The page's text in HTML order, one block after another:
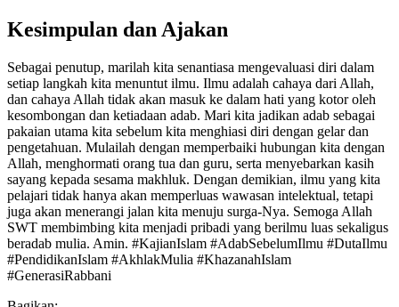
Kesimpulan dan Ajakan
Sebagai penutup, marilah kita senantiasa mengevaluasi diri dalam
setiap langkah kita menuntut ilmu. Ilmu adalah cahaya dari Allah,
dan cahaya Allah tidak akan masuk ke dalam hati yang kotor oleh
kesombongan dan ketiadaan adab. Mari kita jadikan adab sebagai
pakaian utama kita sebelum kita menghiasi diri dengan gelar dan
pengetahuan. Mulailah dengan memperbaiki hubungan kita dengan
Allah, menghormati orang tua dan guru, serta menyebarkan kasih
sayang kepada sesama makhluk. Dengan demikian, ilmu yang kita
pelajari tidak hanya akan memperluas wawasan intelektual, tetapi
juga akan menerangi jalan kita menuju surga-Nya. Semoga Allah
SWT membimbing kita menjadi pribadi yang berilmu luas sekaligus
beradab mulia. Amin. #KajianIslam #AdabSebelumIlmu #DutaIlmu
#PendidikanIslam #AkhlakMulia #KhazanahIslam
#GenerasiRabbani